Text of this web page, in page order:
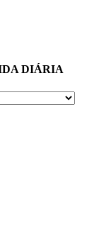
DIÁRIA